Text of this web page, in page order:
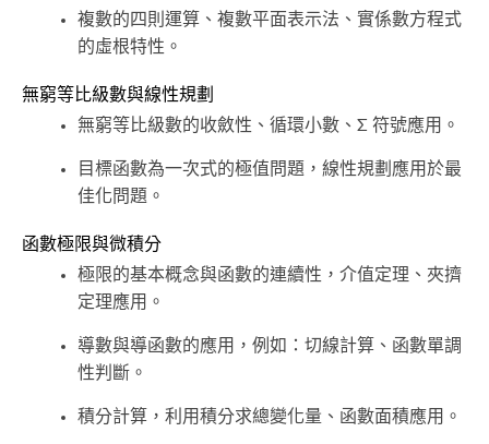
複數的四則運算、複數平面表示法、實係數方程式
的虛根特性。
無窮等比級數與線性規劃
無窮等比級數的收斂性、循環小數、Σ 符號應用。
目標函數為一次式的極值問題，線性規劃應用於最
佳化問題。
函數極限與微積分
極限的基本概念與函數的連續性，介值定理、夾擠
定理應用。
導數與導函數的應用，例如：切線計算、函數單調
性判斷。
積分計算，利用積分求總變化量、函數面積應用。